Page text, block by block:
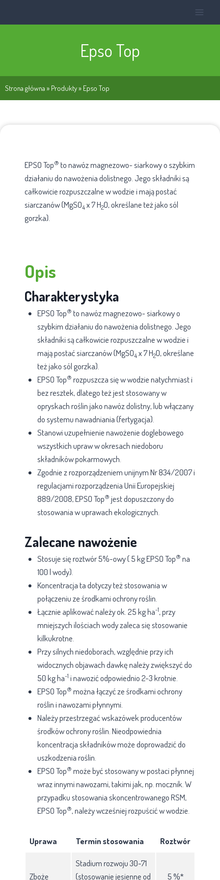
Epso Top
Strona główna » Produkty» Epso Top
EPSO Top® to nawóz magnezowo- siarkowy o szybkim
działaniu do nawożenia dolistnego. Jego składniki są
całkowicie rozpuszczalne w wodzie i mają postać
siarczanów (MgSO4x 7 H2O, określane też jako sól
gorzka).
Opis
Charakterystyka
EPSO Top® to nawóz magnezowo- siarkowy o
szybkim działaniu do nawożenia dolistnego. Jego
składniki są całkowicie rozpuszczalne w wodzie i
mają postać siarczanów (MgSO4 x 7 H2O, określane
też jako sól gorzka).
EPSO Top® rozpuszcza się w wodzie natychmiast i
bez resztek, dlatego też jest stosowany w
opryskach roślin jako nawóz dolistny, lub włączany
do systemu nawadniania (fertygacja).
Stanowi uzupełnienie nawożenie doglebowego
wszystkich upraw w okresach niedoboru
składników pokarmowych.
Zgodnie z rozporządzeniem unijnym Nr 834/2007 i
regulacjami rozporządzenia Unii Europejskiej
889/2008, EPSO Top® jest dopuszczony do
stosowania w uprawach ekologicznych.
Zalecane nawożenie
Stosuje się roztwór 5%-owy ( 5 kg EPSO Top® na
100 l wody).
Koncentracja ta dotyczy też stosowania w
połączeniu ze środkami ochrony roślin.
Łącznie aplikować należy ok. 25 kg ha-1, przy
mniejszych ilościach wody zaleca się stosowanie
kilkukrotne.
Przy silnych niedoborach, względnie przy ich
widocznych objawach dawkę należy zwiększyć do
50 kg ha-1 i nawozić odpowiednio 2-3 krotnie.
EPSO Top® można łączyć ze środkami ochrony
roślin i nawozami płynnymi.
Należy przestrzegać wskazówek producentów
środków ochrony roślin. Nieodpowiednia
koncentracja składników może doprowadzić do
uszkodzenia roślin.
EPSO Top® może być stosowany w postaci płynnej
wraz innymi nawozami, takimi jak, np. mocznik. W
przypadku stosowania skoncentrowanego RSM,
EPSO Top®, należy wcześniej rozpuścić w wodzie.
Uprawa Termin stosowania Roztwór
Zboże
Stadium rozwoju 30-71
(stosowanie jesienne od
5 %*